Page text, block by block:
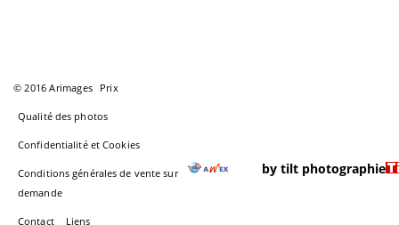
© 2016 Arimages Prix
Qualité des photos
Confidentialité et Cookies
Conditions générales de vente sur
demande
Contact Liens
by tilt photographie